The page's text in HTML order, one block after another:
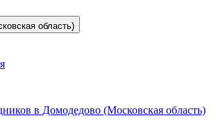
область)
в Домодедово (Московская область)